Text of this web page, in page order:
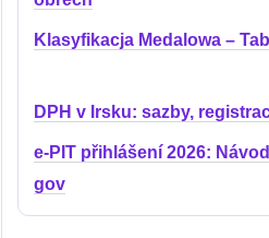
Klasyfikacja Medalowa –
DPH v Irsku: sazby,
e-PIT přihlášení 2026:
gov